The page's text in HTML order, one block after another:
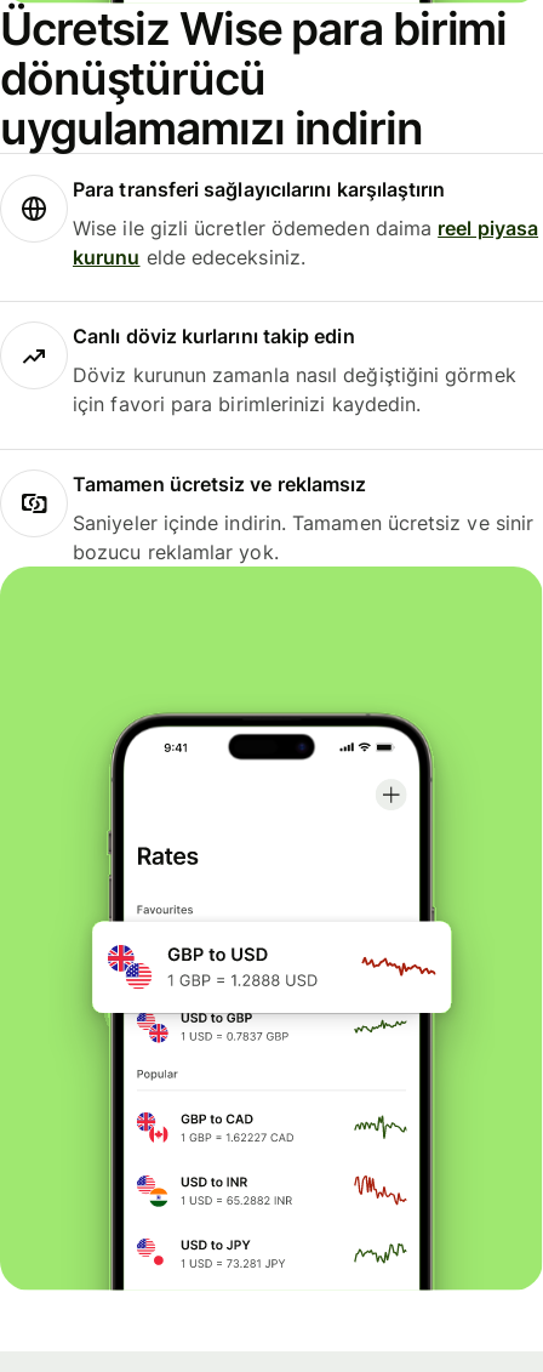
Ücretsiz Wise para birimi
dönüştürücü
uygulamamızı indirin
Para transferi sağlayıcılarını karşılaştırın
Wise ile gizli ücretler ödemeden daima reel piyasa
kurunu elde edeceksiniz.
Canlı döviz kurlarını takip edin
Döviz kurunun zamanla nasıl değiştiğini görmek
için favori para birimlerinizi kaydedin.
Tamamen ücretsiz ve reklamsız
Saniyeler içinde indirin. Tamamen ücretsiz ve sinir
bozucu reklamlar yok.